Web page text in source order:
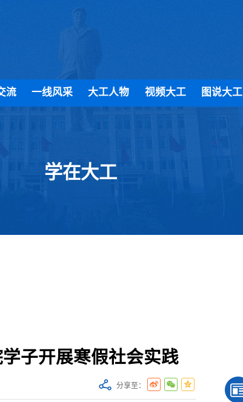
流 一线风采 大工人物 视频大工 图说大工
学在大工
子开展寒假社会实践
分享至：